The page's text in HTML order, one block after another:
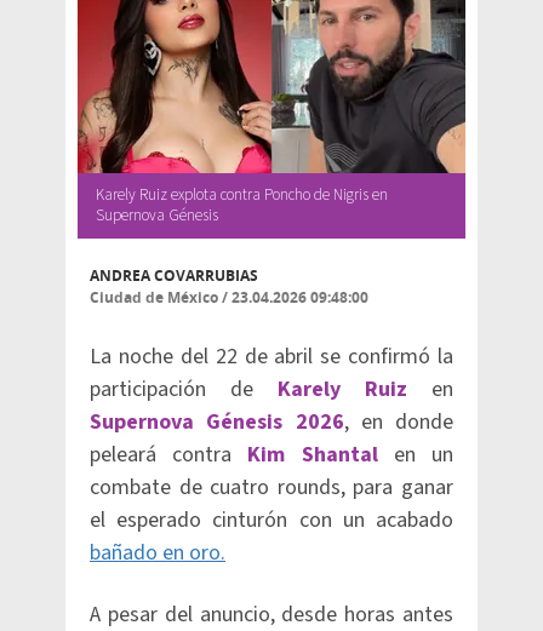
⁠Karely Ruiz explota contra Poncho de Nigris en
Supernova Génesis
ANDREA COVARRUBIAS
Ciudad de México/23.04.2026 09:48:00
La noche del 22 de abril se confirmó la
participación de Karely Ruiz en
Supernova Génesis 2026, en donde
peleará contra Kim Shantal en un
combate de cuatro rounds, para ganar
el esperado cinturón con un acabado
bañado en oro.
A pesar del anuncio, desde horas antes